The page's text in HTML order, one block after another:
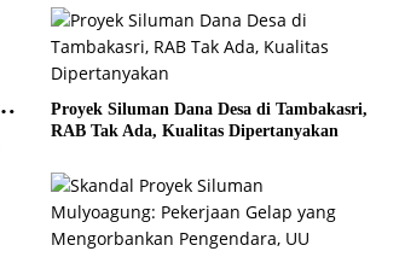
PEMBONGKARAN
DIPERTANYAKAN
Proyek Siluman Dana Desa di Tambakasri,
RAB Tak Ada, Kualitas Dipertanyakan